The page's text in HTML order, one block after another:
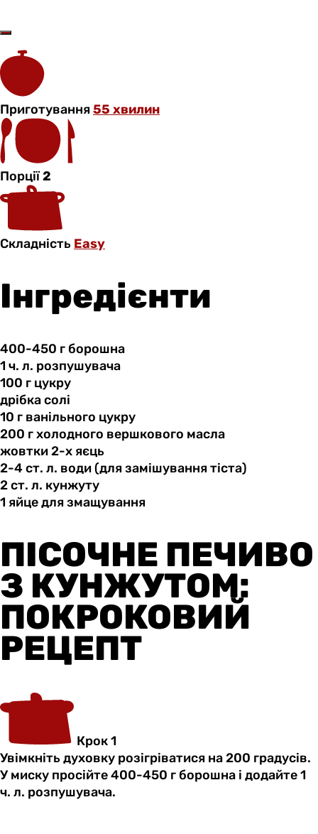
Приготування55 хвилин
Порції2
Складність Easy
Інгредієнти
400-450 г борошна
1 ч. л. розпушувача
100 г цукру
дрібка солі
10 г ванільного цукру
200 гхолодного вершкового масла
жовтки 2-х яєць
2-4 ст. л. води (для замішування тіста)
2 ст. л. кунжуту
1 яйцедлязмащування
ПІСОЧНЕ ПЕЧИВО
З КУНЖУТОМ:
ПОКРОКОВИЙ
РЕЦЕПТ
Крок 1
Увімкніть духовку розігріватися на 200 градусів.
У миску просійте 400-450 г борошна і додайте 1
ч. л. розпушувача.